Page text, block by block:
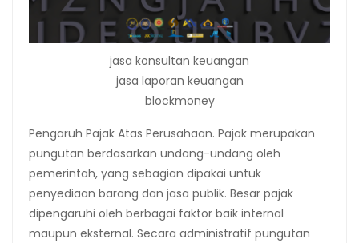
jasa konsultan keuangan
jasa laporan keuangan
blockmoney
Pengaruh Pajak Atas Perusahaan. Pajak merupakan
pungutan berdasarkan undang-undang oleh
pemerintah, yang sebagian dipakai untuk
penyediaan barang dan jasa publik. Besar pajak
dipengaruhi oleh berbagai faktor baik internal
maupun eksternal. Secara administratif pungutan